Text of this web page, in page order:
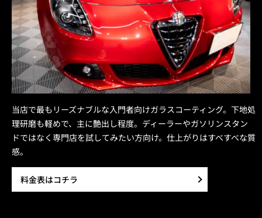
当店で最もリーズナブルな入門者向けガラスコーティング。下地処
理研磨も軽めで、主に艶出し程度。ディーラーやガソリンスタン
ドではなく専門店を試してみたい方向け。仕上がりはすべすべな質
感。
料金表はコチラ